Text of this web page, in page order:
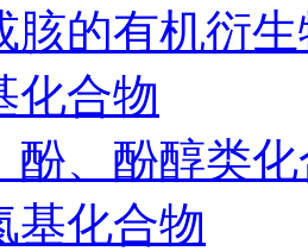
胲的有机衍
化合物
酚、酚醇类
基化合物